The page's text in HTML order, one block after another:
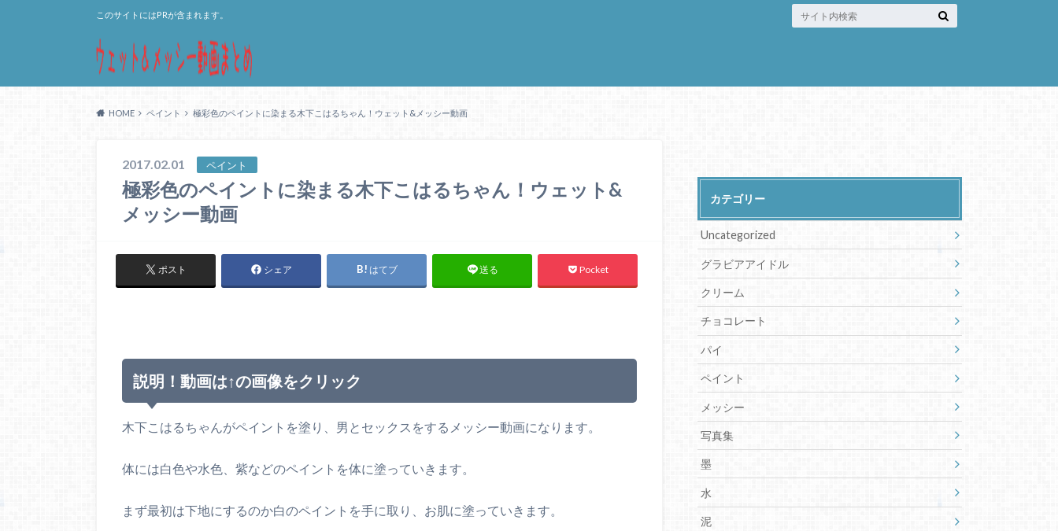
このサイトにはPRが含まれます。
HOME ペイント 極彩色のペイントに染まる木下こはるちゃん！ウェット&メッシー動画
2017.02.01 ペイント
極彩色のペイントに染まる木下こはるちゃん！ウェット&
メッシー動画
ポスト シェア はてブ 送る Pocket
説明！動画は↑の画像をクリック
木下こはるちゃんがペイントを塗り、男とセックスをするメッシー動画になります。
体には白色や水色、紫などのペイントを体に塗っていきます。
まず最初は下地にするのか白のペイントを手に取り、お肌に塗っていきます。
カテゴリー
Uncategorized
グラビアアイドル
クリーム
チョコレート
パイ
ペイント
メッシー
写真集
墨
水
泥